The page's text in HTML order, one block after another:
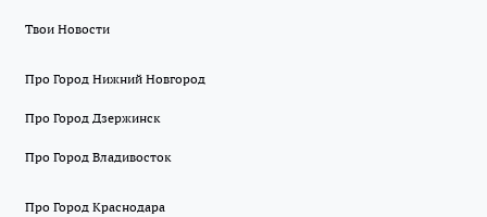
Твои Новости
Про Город Нижний Новгород
Про Город Дзержинск
Про Город Владивосток
Про Город Краснодара